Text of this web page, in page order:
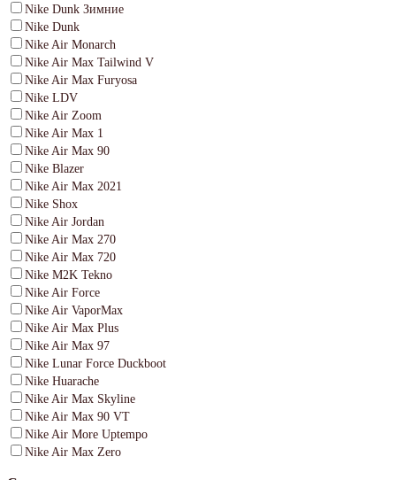
Nike Dunk Зимние
Nike Dunk
Nike Air Monarch
Nike Air Max Tailwind V
Nike Air Max Furyosa
Nike LDV
Nike Air Zoom
Nike Air Max 1
Nike Air Max 90
Nike Blazer
Nike Air Max 2021
Nike Shox
Nike Air Jordan
Nike Air Max 270
Nike Air Max 720
Nike M2K Tekno
Nike Air Force
Nike Air VaporMax
Nike Air Max Plus
Nike Air Max 97
Nike Lunar Force Duckboot
Nike Huarache
Nike Air Max Skyline
Nike Air Max 90 VT
Nike Air More Uptempo
Nike Air Max Zero